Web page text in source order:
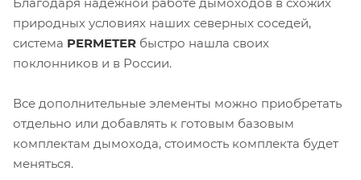
природных условиях наших северных соседей,
система PERMETER быстро нашла своих
поклонников и в России.
Все дополнительные элементы можно приобретать
отдельно или добавлять к готовым базовым
комплектам дымохода, стоимость комплекта будет
меняться.